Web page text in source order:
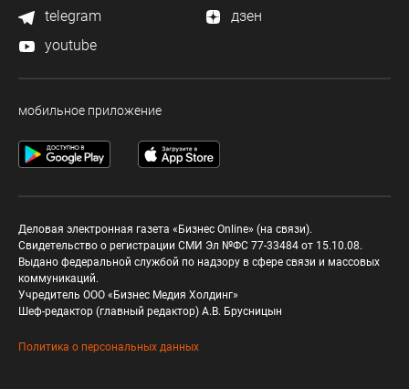
telegram
дзен
youtube
мобильное приложение
Деловая электронная газета «Бизнес Online» (на связи).
Свидетельство о регистрации СМИ Эл №ФС 77-33484 от 15.10.08.
Выдано федеральной службой по надзору в сфере связи и массовых
коммуникаций.
Учредитель ООО «Бизнес Медия Холдинг»
Шеф-редактор (главный редактор) А.В. Брусницын
Политика о персональных данных